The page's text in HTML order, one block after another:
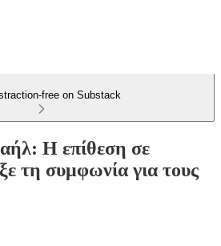
free on Substack
Η επίθεση σε
τη συμφωνία για τους